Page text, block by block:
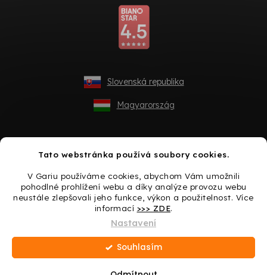
Tato webstránka používá soubory cookies.
V Gariu používáme cookies, abychom Vám umožnili
pohodlné prohlížení webu a díky analýze provozu webu
neustále zlepšovali jeho funkce, výkon a použitelnost. Více
informací >>> ZDE.
Nastavení
Souhlasím
Slovenská republika
Magyarország
Vytvořil Shoptet
Copyright 2026Gario.cz. Všechna práva vyhrazena.Upravit
nastavení cookies